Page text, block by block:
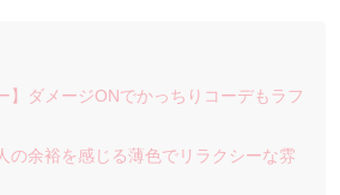
】ダメージONでかっちりコーデもラフ
の余裕を感じる薄色でリラクシーな雰